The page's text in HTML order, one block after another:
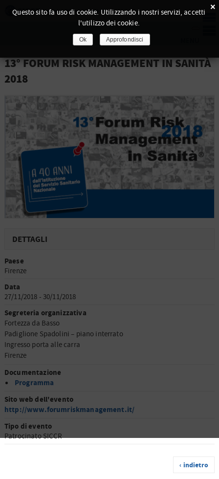
13° FORUM RISK MANAGEMENT IN SANITÀ
2018
DETTAGLI
Paese
Firenze
Data
27/11/2018 - 30/11/2018
Segreteria organizzativa
Fortezza da Basso
Padiglione Spadolini – piano interrato
Ingresso porta alle carra
Firenze
Documentazione
Programma
Sito web dell'evento
http://www.forumriskmanagement.it/
Tipo di evento
Patrocinato SICCR
‹ indietro
×
Questo sito fa uso di cookie. Utilizzando i nostri servizi, accetti
l'utilizzo dei cookie.
Ok Approfondisci